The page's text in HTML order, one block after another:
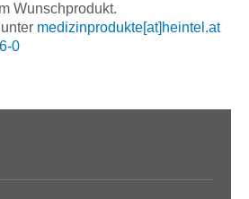
Wunschprodukt.
medizinprodukte[at]heintel.at
0